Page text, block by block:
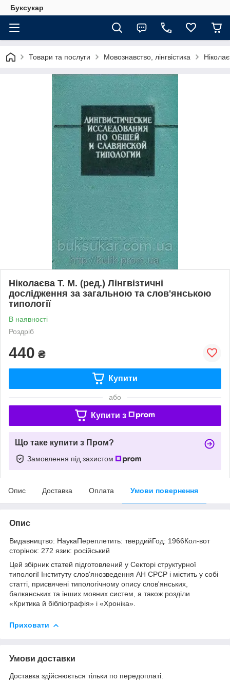
Буксукар
Товари та послуги Мовознавство, лінгвістика
Ніколаєва Т. М. (ред.) Лінгвізтичні
дослідження за загальною та слов'янською
типології
В наявності
Роздріб
440 ₴
Купити
або
Купити з
Що таке купити з Пром?
Замовлення під захистом
Опис Доставка Оплата Умови повернення
Опис
Видавництво: НаукаПереплетить: твердийГод: 1966Кол-вот
сторінок: 272 язик: російський
Цей збірник статей підготовлений у Секторі структурної
типології Інституту слов'янозведення АН СРСР і містить у собі
статті, присвячені типологічному опису слов'янських,
балканських та інших мовних систем, а також розділи
«Критика й бібліографія» і «Хроніка».
Приховати
Умови доставки
Доставка здійснюється тільки по передоплаті.